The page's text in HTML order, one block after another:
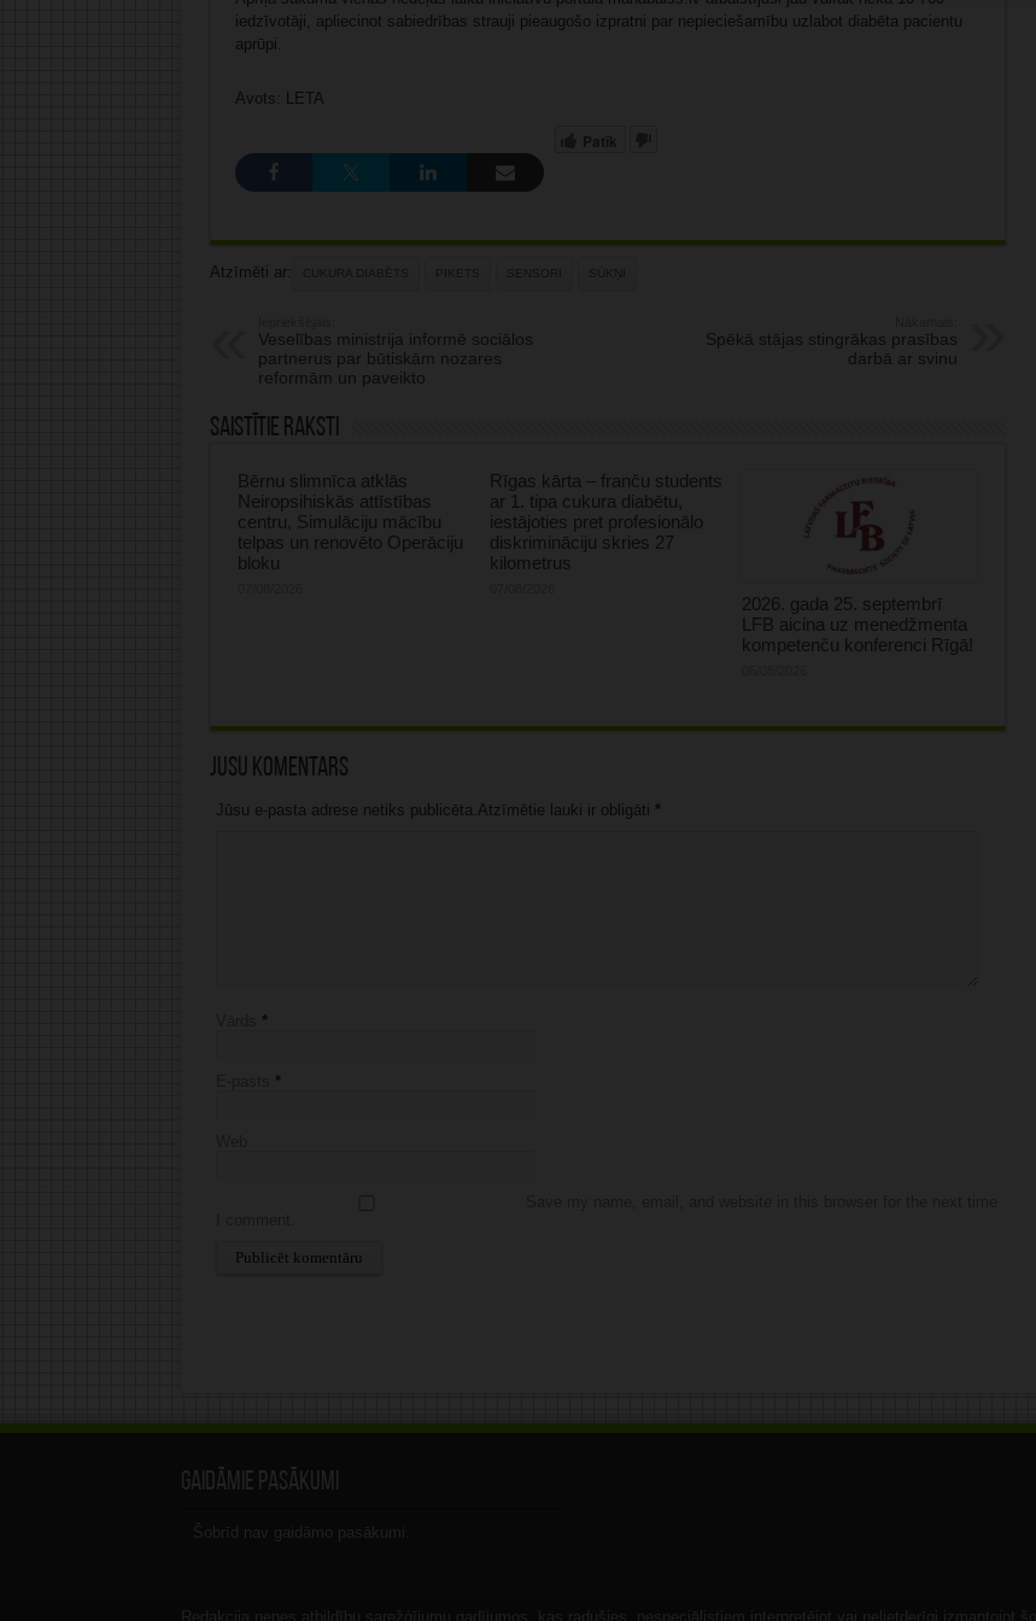
iedzīvotāji, apliecinot sabiedrības strauji pieaugošo izpratni par nepieciešamību uzlabot diabēta pacientu
aprūpi.
Avots: LETA
Patīk
Atzīmēti ar: CUKURA DIABĒTS SENSORI
Veselības ministrija informē sociālos
partnerus par būtiskām nozares
reformām un paveikto
Spēkā stājas stingrākas prasības
darbā ar svinu
Saistītie raksti
Bērnu slimnīca atklās
Neiropsihiskās attīstības
centru, Simulāciju mācību
telpas un renovēto Operāciju
bloku
Rīgas kārta – franču students
ar 1. tipa cukura diabētu,
iestājoties pret profesionālo
diskrimināciju skries 27
kilometrus
2026. gada 25. septembrī
LFB aicina uz menedžmenta
kompetenču konferenci Rīgā!
Jūsu komentārs
Jūsu e-pasta adrese netiks publicēta.Atzīmētie lauki ir obligāti *
*
*
Gaidāmie pasākumi
Šobrīd nav gaidāmo pasākumi.
Redakcija nenes atbildību sarežģījumu gadījumos, kas radušies, nespeciālistiem interpretējot vai nelietderīgi izmantojot šo